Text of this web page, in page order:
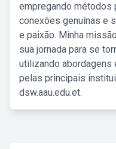
empregando métodos
conexões genuínas e
e paixão. Minha
sua jornada para se
utilizando abordagens
pelas principais
dsw.aau.edu.et.